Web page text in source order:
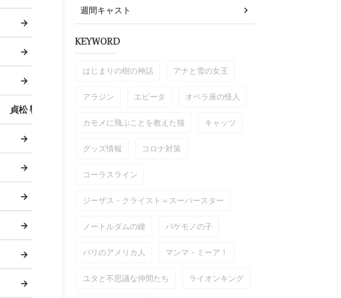
→
→
→
貞松 響
→
→
→
→
→
→
週間キャスト
KEYWORD
はじまりの樹の神話 アナと雪の女王
アラジン エビータ オペラ座の怪人
カモメに飛ぶことを教えた猫 キャッツ
グッズ情報 コロナ対策
コーラスライン
ジーザス・クライスト＝スーパースター
ノートルダムの鐘 バケモノの子
パリのアメリカ人 マンマ・ミーア！
ユタと不思議な仲間たち ライオンキング